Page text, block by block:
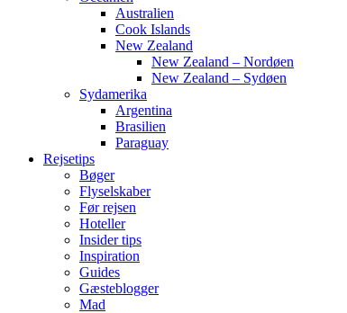
Australien
Cook Islands
New Zealand
New Zealand – Nordøen
New Zealand – Sydøen
Sydamerika
Argentina
Brasilien
Paraguay
Rejsetips
Bøger
Flyselskaber
Før rejsen
Hoteller
Insider tips
Inspiration
Guides
Gæsteblogger
Mad